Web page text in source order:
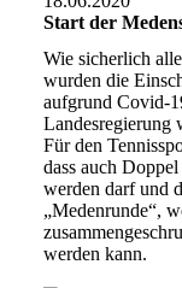
Start der
Wie sicherlich
wurden die
aufgrund Covid-
Landesregierung
Für den
dass auch
werden darf und
„Medenrunde“,
werden kann.